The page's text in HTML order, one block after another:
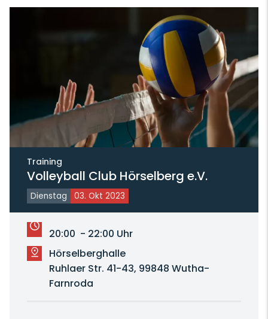
Training
Volleyball Club Hörselberg e.V.
Dienstag 03. Okt 2023
20:00 - 22:00 Uhr
Hörselberghalle
Ruhlaer Str. 41-43, 99848 Wutha-
Farnroda